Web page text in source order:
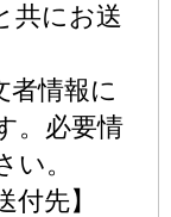
共にお送
者情報に
。必要情
い。
付先】